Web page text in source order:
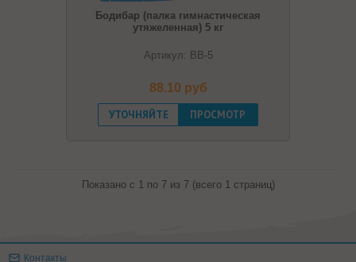
Бодибар (палка гимнастическая
утяжеленная) 5 кг
Артикул: BB-5
88.10 pуб
УТОЧНЯЙТЕ
ПРОСМОТР
Показано с 1 по 7 из 7 (всего 1 страниц)
Контакты